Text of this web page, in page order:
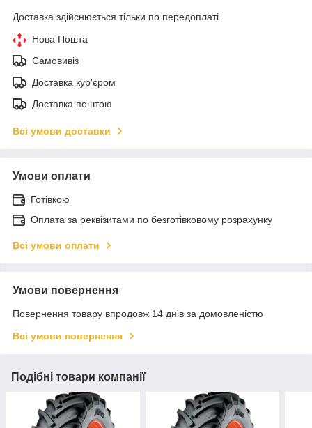
Доставка здійснюється тільки по передоплаті.
Нова Пошта
Самовивіз
Доставка кур'єром
Доставка поштою
Всі умови доставки
Умови оплати
Готівкою
Оплата за реквізитами по безготівковому розрахунку
Всі умови оплати
Умови повернення
Повернення товару впродовж 14 днів за домовленістю
Всі умови повернення
Подібні товари компанії